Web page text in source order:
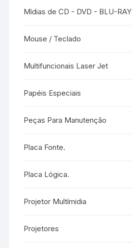
Mídias de CD - DVD - BLU-RAY
Mouse / Teclado
Multifuncionais Laser Jet
Papéis Especiais
Peças Para Manutenção
Placa Fonte.
Placa Lógica.
Projetor Multímidia
Projetores